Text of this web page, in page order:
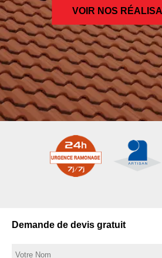
VOIR NOS
Demande de devis gratuit